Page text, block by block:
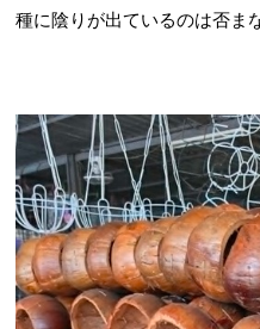
種に陰りが出ているのは否ま